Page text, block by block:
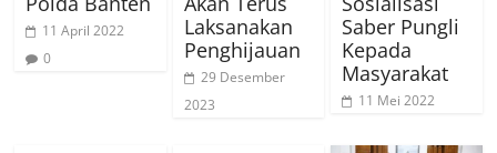
11 April 2022
0
Laksanakan
Penghijauan
29 Desember
2023
Saber Pungli
Kepada
Masyarakat
11 Mei 2022